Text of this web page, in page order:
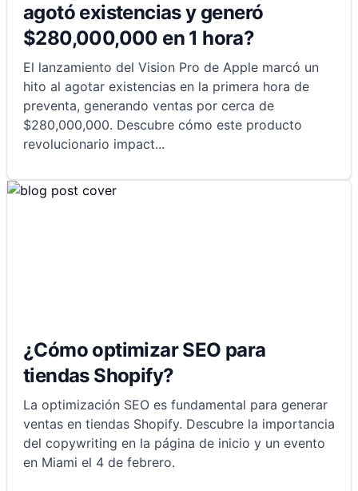
agotó existencias y generó
$280,000,000 en 1 hora?
El lanzamiento del Vision Pro de Apple marcó un
hito al agotar existencias en la primera hora de
preventa, generando ventas por cerca de
$280,000,000. Descubre cómo este producto
revolucionario impact...
¿Cómo optimizar SEO para
tiendas Shopify?
La optimización SEO es fundamental para generar
ventas en tiendas Shopify. Descubre la importancia
del copywriting en la página de inicio y un evento
en Miami el 4 de febrero.